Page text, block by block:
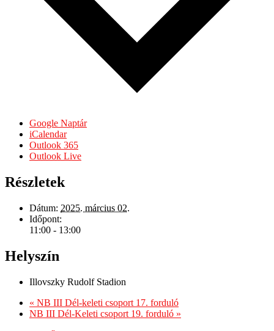
Google Naptár
iCalendar
Outlook 365
Outlook Live
Részletek
Dátum: 2025. március 02.
Időpont:
11:00 - 13:00
Helyszín
Illovszky Rudolf Stadion
« NB III Dél-keleti csoport 17. forduló
NB III Dél-Keleti csoport 19. forduló »